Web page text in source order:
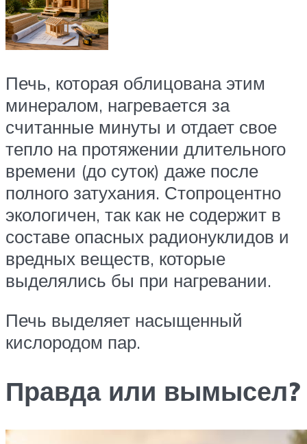
Печь, которая облицована этим
минералом, нагревается за
считанные минуты и отдает свое
тепло на протяжении длительного
времени (до суток) даже после
полного затухания. Стопроцентно
экологичен, так как не содержит в
составе опасных радионуклидов и
вредных веществ, которые
выделялись бы при нагревании.
Печь выделяет насыщенный
кислородом пар.
Правда или вымысел?